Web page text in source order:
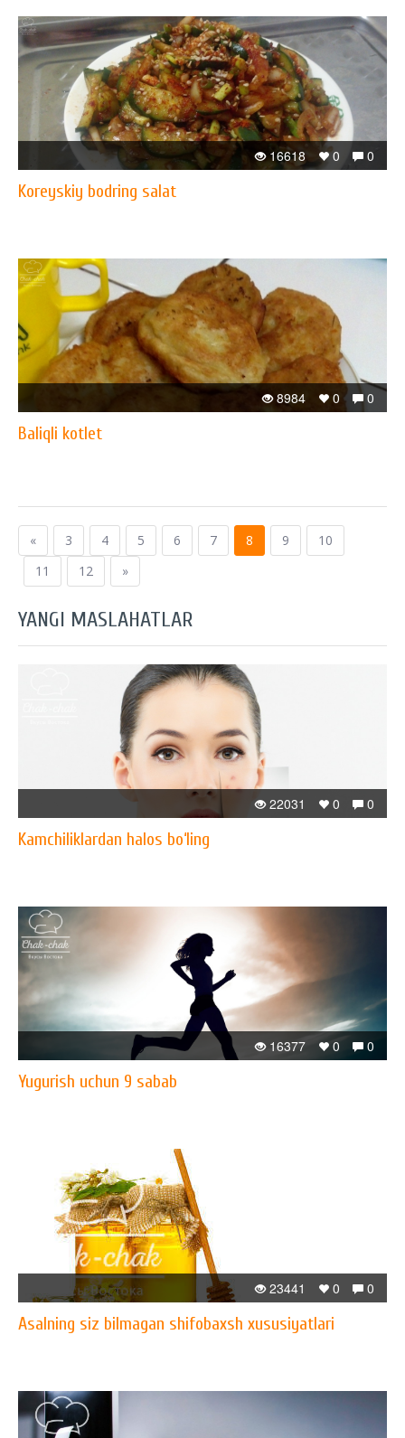
0
0
16618
Koreyskiy bodring salat
0
0
8984
Baliqli kotlet
« 3 4 5 6 7 8 9
10
11
12 »
YANGI MASLAHATLAR
0
0
22031
Kamchiliklardan halos bo‘ling
0
0
16377
Yugurish uchun 9 sabab
0
0
23441
Asalning siz bilmagan shifobaxsh xususiyatlari